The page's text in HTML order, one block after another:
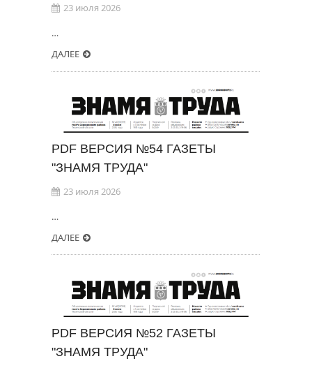
23 июля 2026
…
ДАЛЕЕ
PDF ВЕРСИЯ №54 ГАЗЕТЫ
"ЗНАМЯ ТРУДА"
23 июля 2026
…
ДАЛЕЕ
PDF ВЕРСИЯ №52 ГАЗЕТЫ
"ЗНАМЯ ТРУДА"